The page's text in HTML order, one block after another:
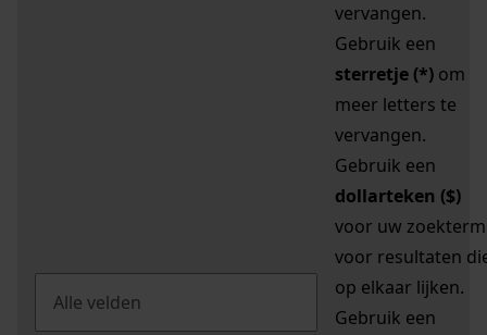
vervangen.
Gebruik een
sterretje (*) om
meer letters te
vervangen.
Gebruik een
dollarteken ($)
voor uw zoekterm
voor resultaten
op elkaar lijken.
Gebruik een